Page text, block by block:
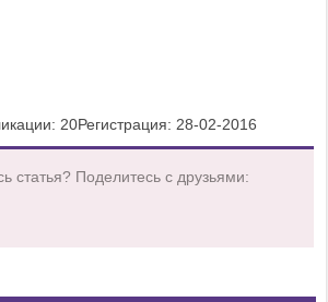
20Регистрация: 28-02-2016
статья? Поделитесь с друзьями: